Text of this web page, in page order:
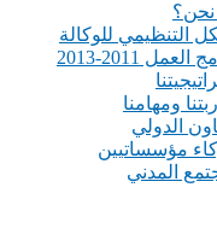
التنظيمي للوكالة
العمل 2011-2013
ومهامنا
الدولي
مؤسساتيين
المدني